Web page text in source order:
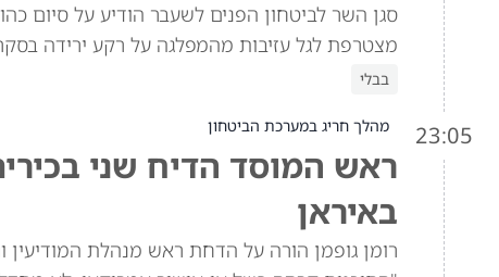
סגן השר לביטחון הפנים לשעבר הודיע על סיום
מצטרפת לגל עזיבות מהמפלגה על רקע ירידה
בבלי
23:05 מהלך חריג במערכת הביטחון
ראש המוסד הדיח שני
באיראן
רומן גופמן הורה על הדחת ראש מנהלת המודיעין